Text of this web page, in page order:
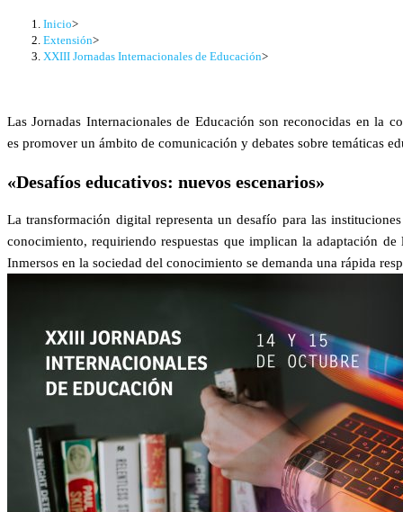
Inicio>
Extensión>
XXIII Jornadas Internacionales de Educación>
Las Jornadas Internacionales de Educación son reconocidas en la
es promover un ámbito de comunicación y debates sobre temáticas
«Desafíos educativos: nuevos escenarios»
La transformación digital representa un desafío para las
conocimiento, requiriendo respuestas que implican la adaptación
Inmersos en la sociedad del conocimiento se demanda una rápida